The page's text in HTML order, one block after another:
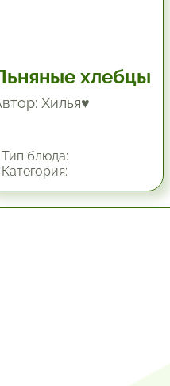
хлебцы
Хилья♥
блюда: